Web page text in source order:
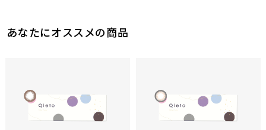
あなたにオススメの商品